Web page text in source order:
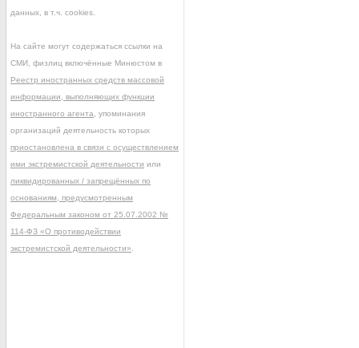
данных, в т.ч. cookies.
На сайте могут содержаться ссылки на
СМИ, физлиц включённые Минюстом в
Реестр иностранных средств массовой
информации, выполняющих функции
иностранного агента , упоминания
организаций деятельность которых
приостановлена в связи с осуществлением
ими экстремистской деятельности или
ликвидированных / запрещённых по
основаниям, предусмотренным
Федеральным законом от 25.07.2002 №
114-ФЗ «О противодействии
экстремистской деятельности»